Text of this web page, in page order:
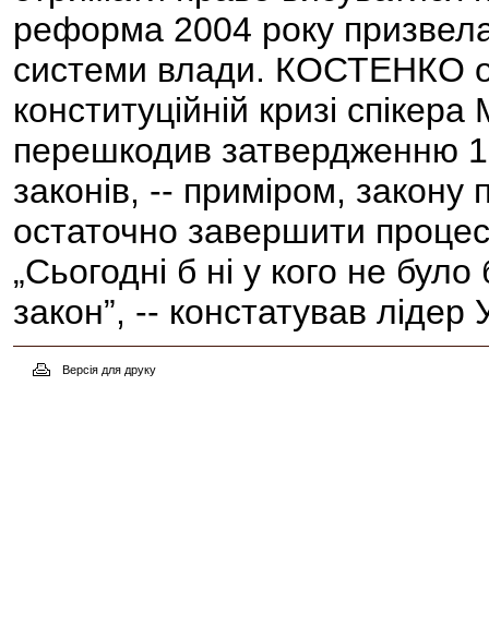
реформа 2004 року
системи влади. КОСТЕНКО
конституційній кризі
перешкодив затвердженню
законів, -- приміром, закону
остаточно завершити
„Сьогодні б ні у кого не
закон”, -- констатував
Версія для друку